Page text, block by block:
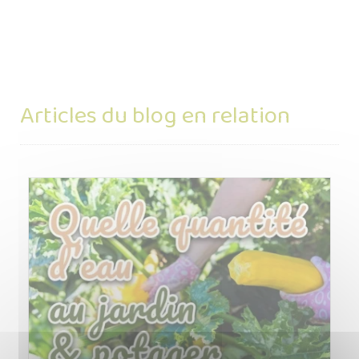
Articles du blog en relation